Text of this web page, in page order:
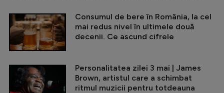
Consumul de bere în România, la cel
mai redus nivel în ultimele două
decenii. Ce ascund cifrele
Personalitatea zilei 3 mai | James
Brown, artistul care a schimbat
ritmul muzicii pentru totdeauna